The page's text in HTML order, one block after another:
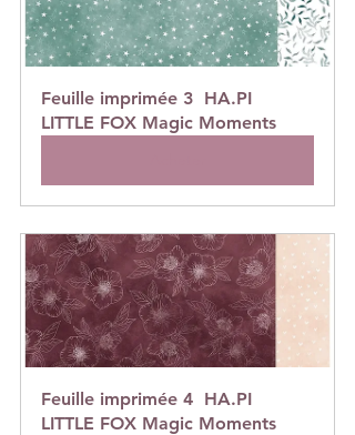
Feuille imprimée 3  HA.PI
LITTLE FOX Magic Moments
Feuille imprimée 4  HA.PI
LITTLE FOX Magic Moments